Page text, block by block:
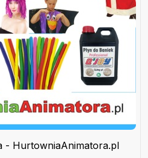
- HurtowniaAnimatora.pl